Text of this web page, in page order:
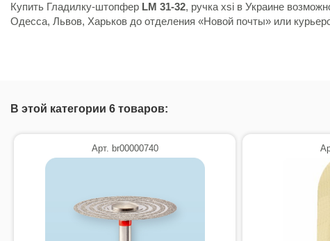
Купить Гладилку-штопфер LM 31-32, ручка xsi в Украине
Одесса, Львов, Харьков до отделения «Новой почты» или
В этой категории 6 товаров:
Арт. br00000740